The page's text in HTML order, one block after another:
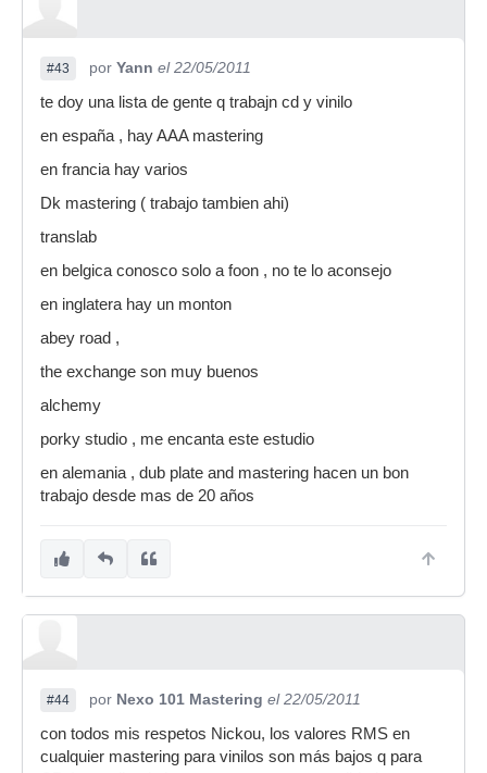
#43 por Yann el 22/05/2011
te doy una lista de gente q trabajn cd y vinilo
en españa , hay AAA mastering
en francia hay varios
Dk mastering ( trabajo tambien ahi)
translab
en belgica conosco solo a foon , no te lo aconsejo
en inglatera hay un monton
abey road ,
the exchange son muy buenos
alchemy
porky studio , me encanta este estudio
en alemania , dub plate and mastering hacen un bon
trabajo desde mas de 20 años
#44 por Nexo 101 Mastering el 22/05/2011
con todos mis respetos Nickou, los valores RMS en
cualquier mastering para vinilos son más bajos q para